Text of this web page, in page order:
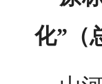
化”（